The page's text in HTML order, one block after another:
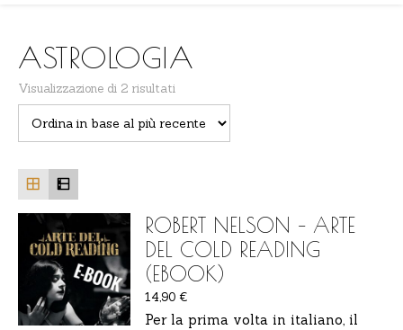
ASTROLOGIA
Visualizzazione di 2 risultati
ROBERT NELSON – ARTE
DEL COLD READING
(EBOOK)
14,90€
Per la prima volta in italiano, il